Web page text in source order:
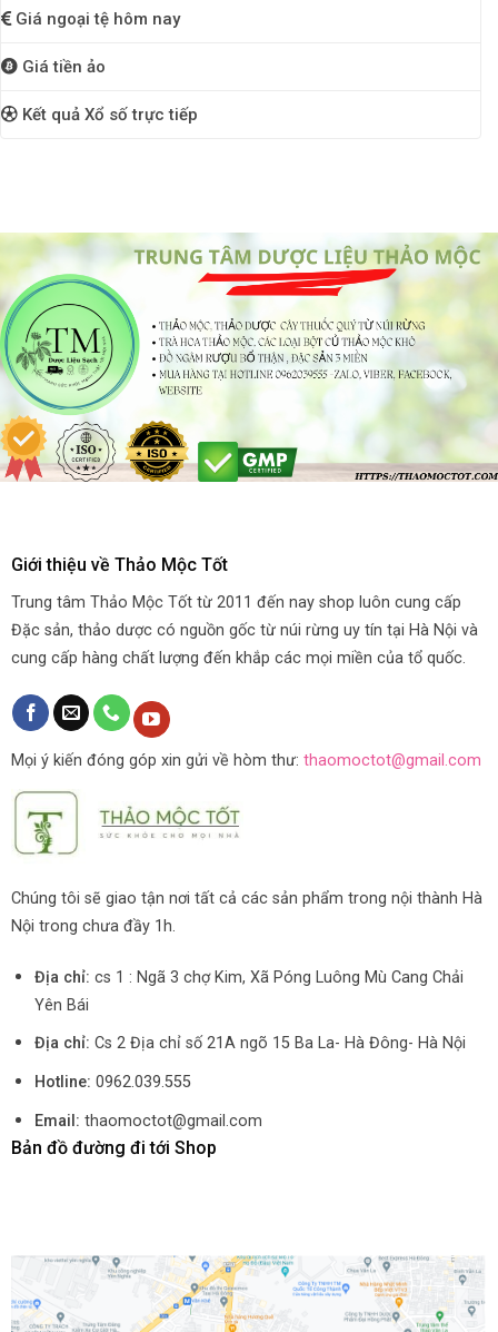
Giá ngoại tệ hôm nay
Giá tiền ảo
Kết quả Xổ số trực tiếp
Giới thiệu về Thảo Mộc Tốt
Trung tâm Thảo Mộc Tốt từ 2011 đến nay shop luôn cung cấp
Đặc sản, thảo dược có nguồn gốc từ núi rừng uy tín tại Hà Nội và
cung cấp hàng chất lượng đến khắp các mọi miền của tổ quốc.
Mọi ý kiến đóng góp xin gửi về hòm thư: thaomoctot@gmail.com
Chúng tôi sẽ giao tận nơi tất cả các sản phẩm trong nội thành Hà
Nội trong chưa đầy 1h.
Địa chỉ: cs 1 : Ngã 3 chợ Kim, Xã Póng Luông Mù Cang Chải
Yên Bái
Địa chỉ: Cs 2 Địa chỉ số 21A ngõ 15 Ba La- Hà Đông- Hà Nội
Hotline: 0962.039.555
Email: thaomoctot@gmail.com
Bản đồ đường đi tới Shop